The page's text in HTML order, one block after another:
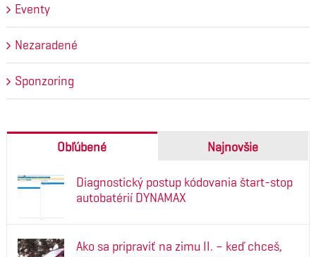
Eventy
Nezaradené
Sponzoring
Obľúbené Najnovšie
Diagnostický postup kódovania štart-stop
autobatérií DYNAMAX
Ako sa pripraviť na zimu II. – keď chceš,